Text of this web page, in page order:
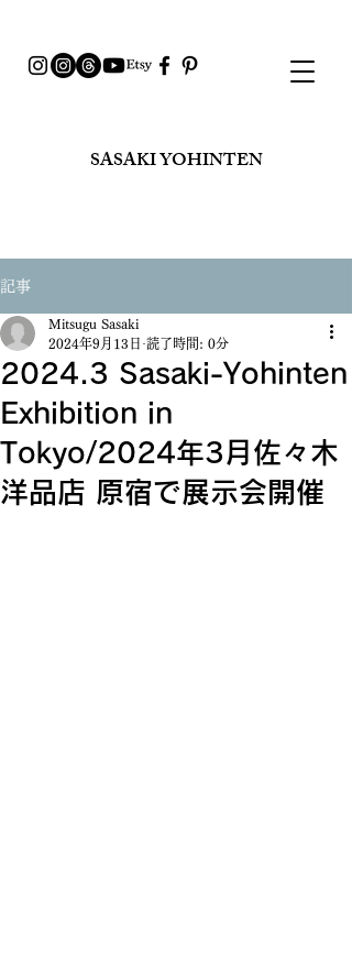
SASAKI YOHINTEN​
記事
2024.3 Sasaki-Yohinten
Exhibition in
Tokyo/2024年3月佐々木
洋品店 原宿で展示会開催
Mitsugu Sasaki
2024年9月13日 読了時間: 0分